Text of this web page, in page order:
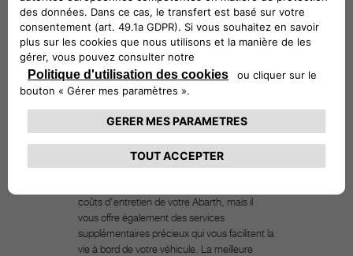
Pourquoi choisir une extension
de garantie Abarth FlexCare
et/ou un plan d'entretien pour
ma voiture ?
Un plan d'entretien, ou contrat d'entretien,
coûts d'entretien de votre Abarth, mais il
vous offre également des services
supplémentaires précieux qui vous facilitent la
vie à bord de votre véhicule. La meilleure